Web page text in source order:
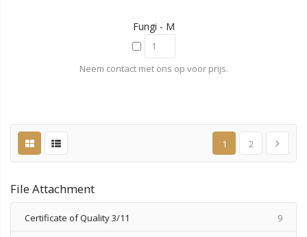
Fungi - M
Neem contact met ons op voor prijs.
1 2
File Attachment
Certificate of Quality 3/11 9